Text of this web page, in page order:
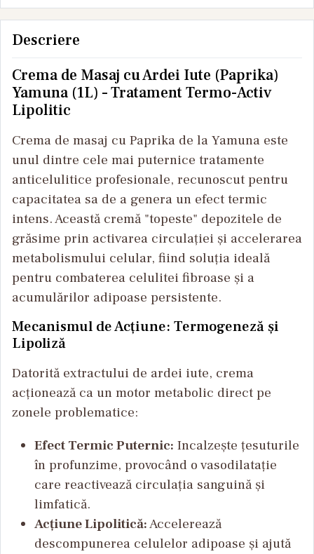
Descriere
Crema de Masaj cu Ardei Iute (Paprika)
Yamuna (1L) – Tratament Termo-Activ
Lipolitic
Crema de masaj cu Paprika de la Yamuna este
unul dintre cele mai puternice tratamente
anticelulitice profesionale, recunoscut pentru
capacitatea sa de a genera un efect termic
intens. Această cremă "topeste" depozitele de
grăsime prin activarea circulației și accelerarea
metabolismului celular, fiind soluția ideală
pentru combaterea celulitei fibroase și a
acumulărilor adipoase persistente.
Mecanismul de Acțiune: Termogeneză și
Lipoliză
Datorită extractului de ardei iute, crema
acționează ca un motor metabolic direct pe
zonele problematice:
Efect Termic Puternic: Incalzește țesuturile
în profunzime, provocând o vasodilatație
care reactivează circulația sanguină și
limfatică.
Acțiune Lipolitică:Accelerează
descompunerea celulelor adipoase și ajută